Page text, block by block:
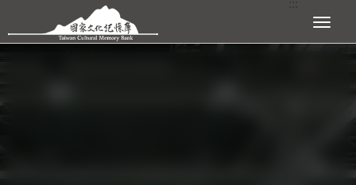
跳到主要內容區塊 展開選單
:::